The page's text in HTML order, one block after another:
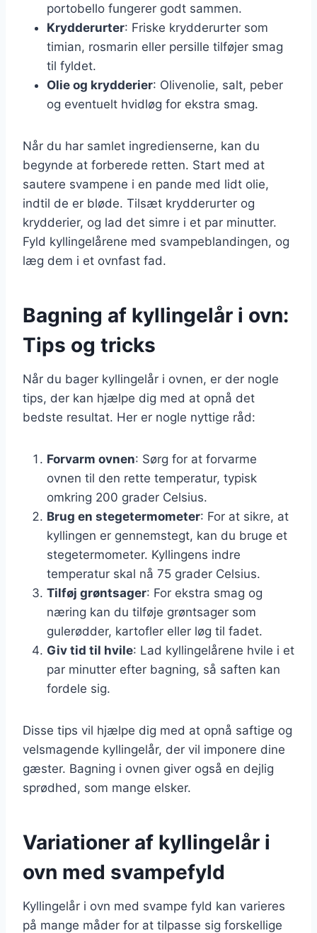
portobello fungerer godt sammen.
Krydderurter: Friske krydderurter som
timian, rosmarin eller persille tilføjer smag
til fyldet.
Olie og krydderier: Olivenolie, salt, peber
og eventuelt hvidløg for ekstra smag.
Når du har samlet ingredienserne, kan du
begynde at forberede retten. Start med at
sautere svampene i en pande med lidt olie,
indtil de er bløde. Tilsæt krydderurter og
krydderier, og lad det simre i et par minutter.
Fyld kyllingelårene med svampeblandingen, og
læg dem i et ovnfast fad.
Bagning af kyllingelår i ovn:
Tips og tricks
Når du bager kyllingelår i ovnen, er der nogle
tips, der kan hjælpe dig med at opnå det
bedste resultat. Her er nogle nyttige råd:
Forvarm ovnen: Sørg for at forvarme
ovnen til den rette temperatur, typisk
omkring 200 grader Celsius.
Brug en stegetermometer: For at sikre, at
kyllingen er gennemstegt, kan du bruge et
stegetermometer. Kyllingens indre
temperatur skal nå 75 grader Celsius.
Tilføj grøntsager: For ekstra smag og
næring kan du tilføje grøntsager som
gulerødder, kartofler eller løg til fadet.
Giv tid til hvile: Lad kyllingelårene hvile i et
par minutter efter bagning, så saften kan
fordele sig.
Disse tips vil hjælpe dig med at opnå saftige og
velsmagende kyllingelår, der vil imponere dine
gæster. Bagning i ovnen giver også en dejlig
sprødhed, som mange elsker.
Variationer af kyllingelår i
ovn med svampefyld
Kyllingelår i ovn med svampe fyld kan varieres
på mange måder for at tilpasse sig forskellige